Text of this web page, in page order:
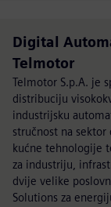
Digital
Telmotor
Telmotor S.p.A. je
distribuciju
industrijsku
stručnost na
kućne tehnologije
za industriju,
dvije velike
Solutions za